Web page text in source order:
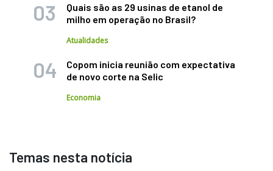
Quais são as 29 usinas de etanol de
milho em operação no Brasil?
Atualidades
Copom inicia reunião com expectativa
de novo corte na Selic
Economia
Temas nesta notícia